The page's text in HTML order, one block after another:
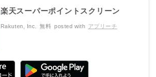
楽天スーパーポイントスクリーン
Rakuten, Inc. 無料 posted with アプリーチ